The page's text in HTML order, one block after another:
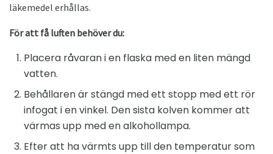
läkemedel erhållas.
För att få luften behöver du:
Placera råvaran i en flaska med en liten mängd
vatten.
Behållaren är stängd med ett stopp med ett rör
infogat i en vinkel. Den sista kolven kommer att
värmas upp med en alkohollampa.
Efter att ha värmts upp till den temperatur som